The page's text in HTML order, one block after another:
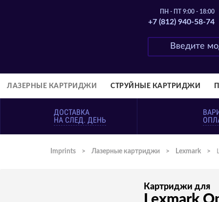
ПН - ПТ 9:00 - 18:00
+7 (812) 940-58-74
ЛАЗЕРНЫЕ КАРТРИДЖИ СТРУЙНЫЕ КАРТРИДЖИ
ДОСТАВКА
НА СЛЕД. ДЕНЬ
Imprints > Лазерные картриджи > Lexmark >
Картриджи для